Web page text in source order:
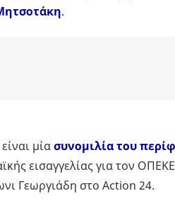
.
μίασυνομιλία του
εισαγγελίας για τον
Γεωργιάδη στο Action 24.